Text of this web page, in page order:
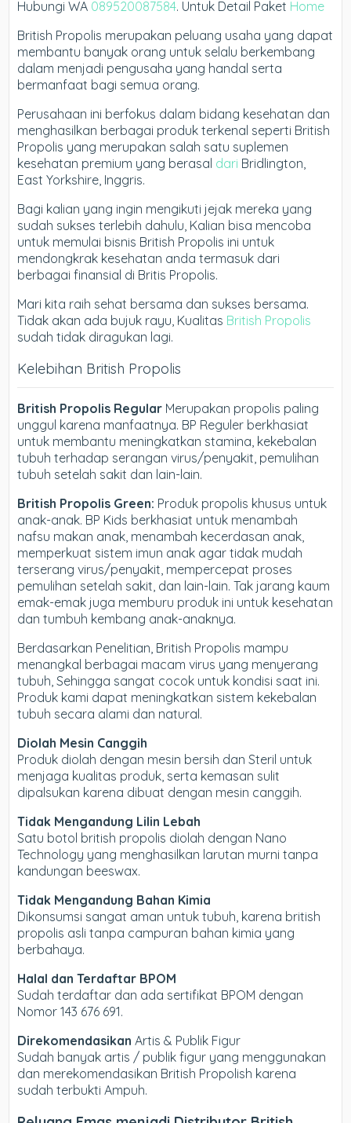
Hubungi WA 089520087584. Untuk Detail Paket Home
British Propolis merupakan peluang usaha yang dapat
membantu banyak orang untuk selalu berkembang
dalam menjadi pengusaha yang handal serta
bermanfaat bagi semua orang.
Perusahaan ini berfokus dalam bidang kesehatan dan
menghasilkan berbagai produk terkenal seperti British
Propolis yang merupakan salah satu suplemen
kesehatan premium yang berasal dari Bridlington,
East Yorkshire, Inggris.
Bagi kalian yang ingin mengikuti jejak mereka yang
sudah sukses terlebih dahulu, Kalian bisa mencoba
untuk memulai bisnis British Propolis ini untuk
mendongkrak kesehatan anda termasuk dari
berbagai finansial di Britis Propolis.
Mari kita raih sehat bersama dan sukses bersama.
Tidak akan ada bujuk rayu, Kualitas British Propolis
sudah tidak diragukan lagi.
Kelebihan British Propolis
British Propolis Regular Merupakan propolis paling
unggul karena manfaatnya. BP Reguler berkhasiat
untuk membantu meningkatkan stamina, kekebalan
tubuh terhadap serangan virus/penyakit, pemulihan
tubuh setelah sakit dan lain-lain.
British Propolis Green: Produk propolis khusus untuk
anak-anak. BP Kids berkhasiat untuk menambah
nafsu makan anak, menambah kecerdasan anak,
memperkuat sistem imun anak agar tidak mudah
terserang virus/penyakit, mempercepat proses
pemulihan setelah sakit, dan lain-lain. Tak jarang kaum
emak-emak juga memburu produk ini untuk kesehatan
dan tumbuh kembang anak-anaknya.
Berdasarkan Penelitian, British Propolis mampu
menangkal berbagai macam virus yang menyerang
tubuh, Sehingga sangat cocok untuk kondisi saat ini.
Produk kami dapat meningkatkan sistem kekebalan
tubuh secara alami dan natural.
Diolah Mesin Canggih
Produk diolah dengan mesin bersih dan Steril untuk
menjaga kualitas produk, serta kemasan sulit
dipalsukan karena dibuat dengan mesin canggih.
Tidak Mengandung Lilin Lebah
Satu botol british propolis diolah dengan Nano
Technology yang menghasilkan larutan murni tanpa
kandungan beeswax.
Tidak Mengandung Bahan Kimia
Dikonsumsi sangat aman untuk tubuh, karena british
propolis asli tanpa campuran bahan kimia yang
berbahaya.
Halal dan Terdaftar BPOM
Sudah terdaftar dan ada sertifikat BPOM dengan
Nomor 143 676 691.
Direkomendasikan Artis & Publik Figur
Sudah banyak artis / publik figur yang menggunakan
dan merekomendasikan British Propolish karena
sudah terbukti Ampuh.